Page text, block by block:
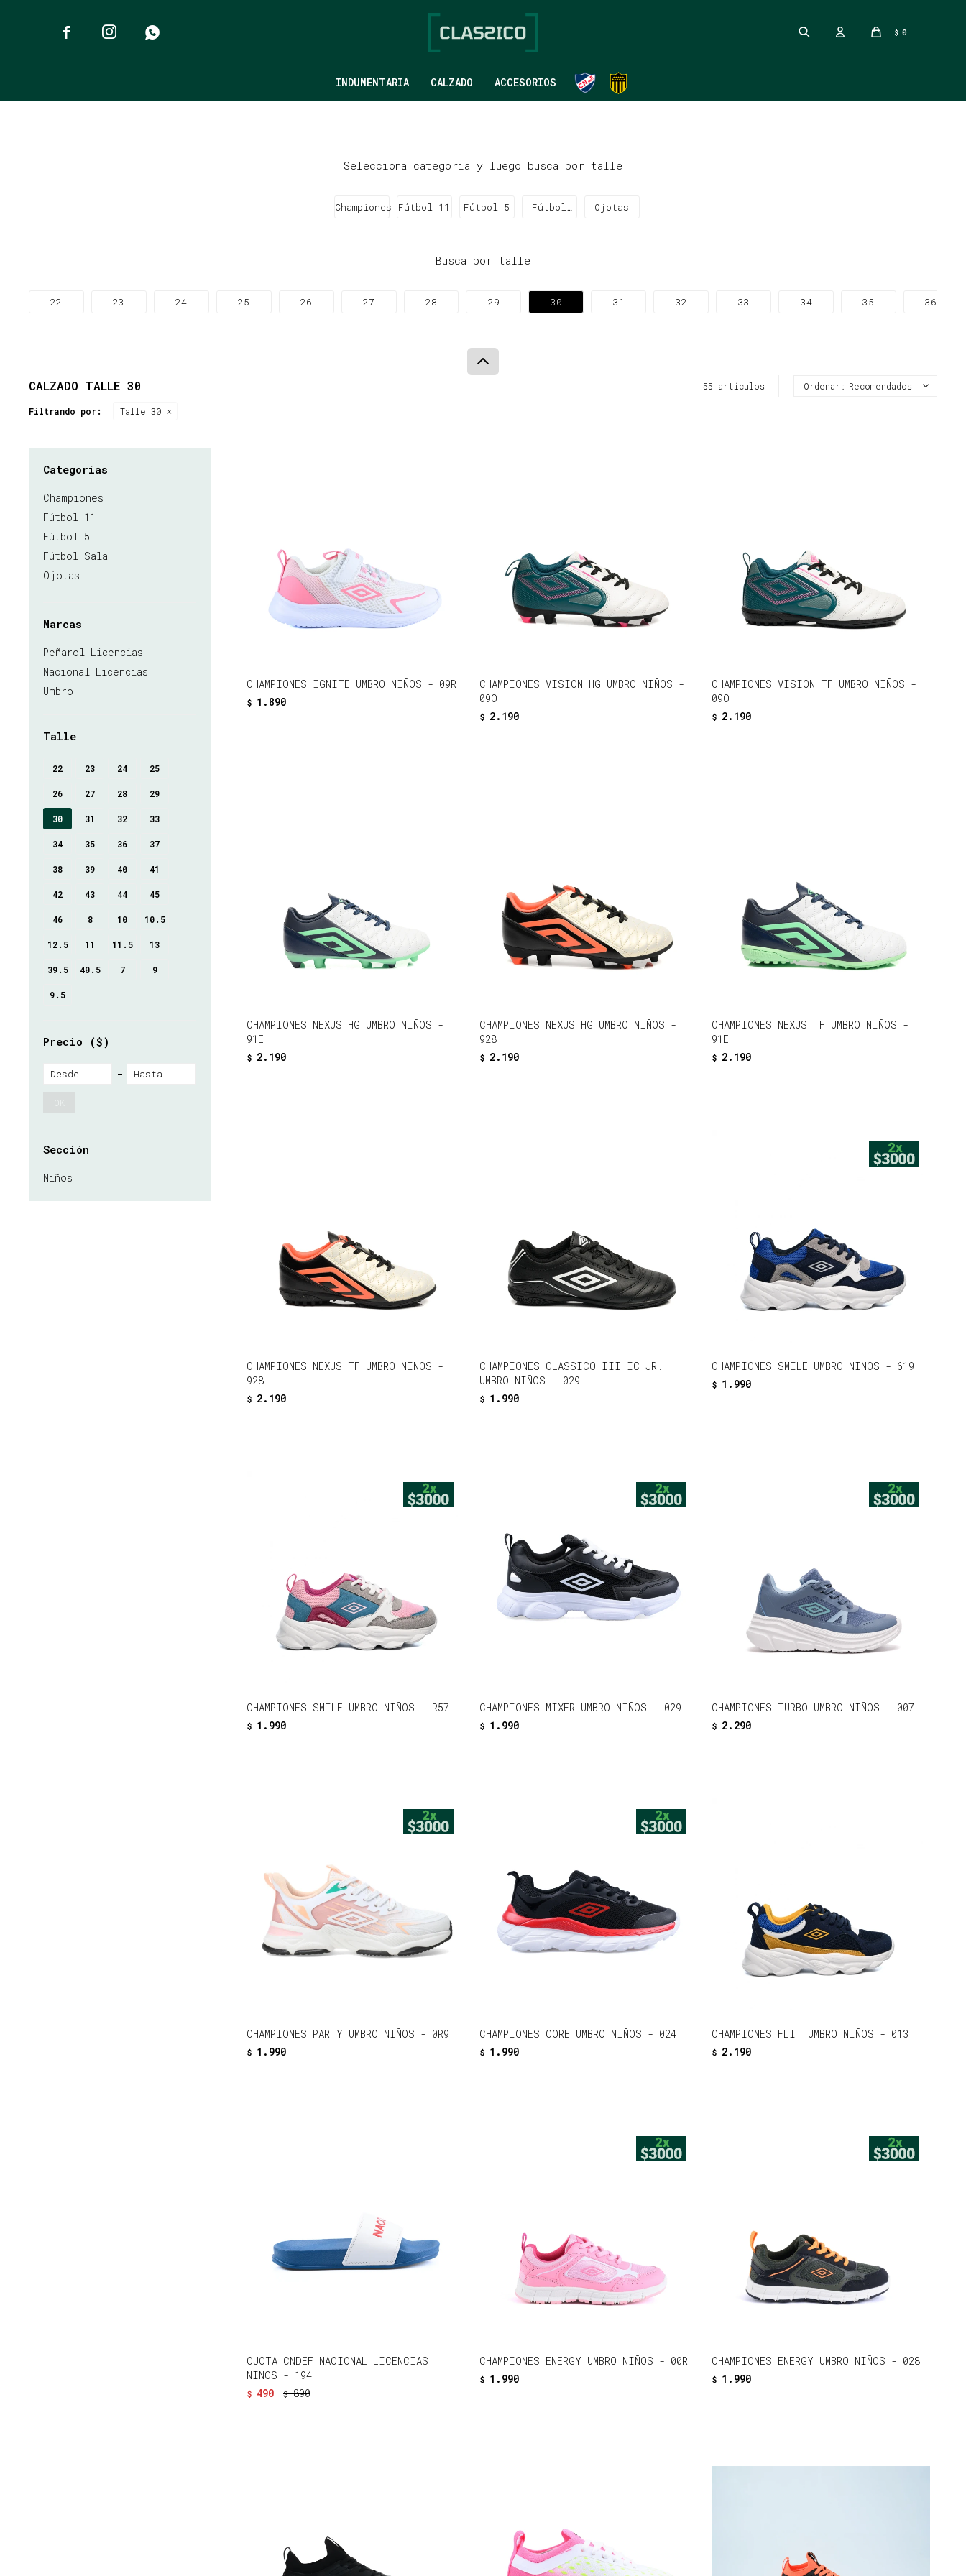
INDUMENTARIA CALZADO ACCESORIOS
$ 0
  
Selecciona categoria y luego busca por talle
Championes Fútbol 11 Fútbol 5
Fútbol
Ojotas
Busca por talle
22 23 24 25 26 27 28 29 30 31 32 33 34 35 36
CALZADO TALLE 30 55 artículos Recomendados
Filtrando por: Talle 30
CHAMPIONES IGNITE UMBRO NIÑOS - 09R
$ 1.890
CHAMPIONES VISION HG UMBRO NIÑOS -
09O
$ 2.190
CHAMPIONES VISION TF UMBRO NIÑOS -
09O
$ 2.190
CHAMPIONES NEXUS HG UMBRO NIÑOS -
91E
$ 2.190
CHAMPIONES NEXUS HG UMBRO NIÑOS -
928
$ 2.190
CHAMPIONES NEXUS TF UMBRO NIÑOS -
91E
$ 2.190
CHAMPIONES NEXUS TF UMBRO NIÑOS -
928
$ 2.190
CHAMPIONES CLASSICO III IC JR.
UMBRO NIÑOS - 029
$ 1.990
CHAMPIONES SMILE UMBRO NIÑOS - 619
$ 1.990
CHAMPIONES SMILE UMBRO NIÑOS - R57
$ 1.990
CHAMPIONES MIXER UMBRO NIÑOS - 029
$ 1.990
CHAMPIONES TURBO UMBRO NIÑOS - 007
$ 2.290
CHAMPIONES PARTY UMBRO NIÑOS - 0R9
$ 1.990
CHAMPIONES CORE UMBRO NIÑOS - 024
$ 1.990
CHAMPIONES FLIT UMBRO NIÑOS - 013
$ 2.190
OJOTA CNDEF NACIONAL LICENCIAS
NIÑOS - 194
$ 490 $ 890
CHAMPIONES ENERGY UMBRO NIÑOS - 00R
$ 1.990
CHAMPIONES ENERGY UMBRO NIÑOS - 028
$ 1.990
Categorías
Championes
Fútbol 11
Fútbol 5
Fútbol Sala
Ojotas
Marcas
Peñarol Licencias
Nacional Licencias
Umbro
Talle
22 23 24 25
26 27 28 29
30 31 32 33
34 35 36 37
38 39 40 41
42 43 44 45
46 8 10 10.5
12.5 11 11.5 13
39.5 40.5 7 9
9.5
Precio ($)
Sección
Niños